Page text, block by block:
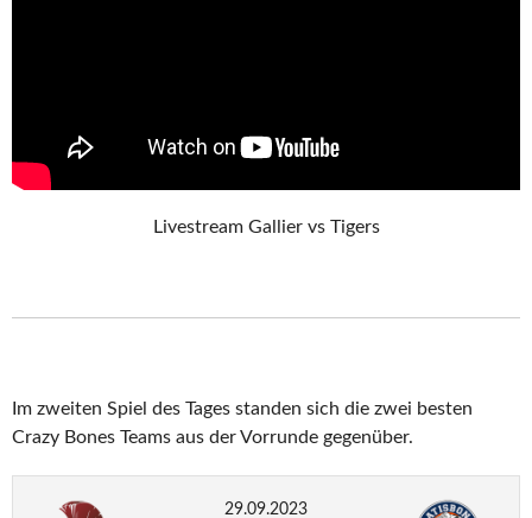
Livestream Gallier vs Tigers
Im zweiten Spiel des Tages standen sich die zwei besten
Crazy Bones Teams aus der Vorrunde gegenüber.
29.09.2023